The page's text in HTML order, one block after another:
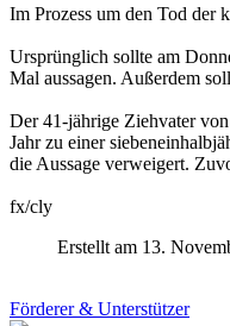
Im Prozess um den Tod der
Ursprünglich sollte am
Mal aussagen. Außerdem
Der 41-jährige Ziehvater
Jahr zu einer
die Aussage verweigert.
fx/cly
Erstellt am 13.
Förderer & Unterstützer